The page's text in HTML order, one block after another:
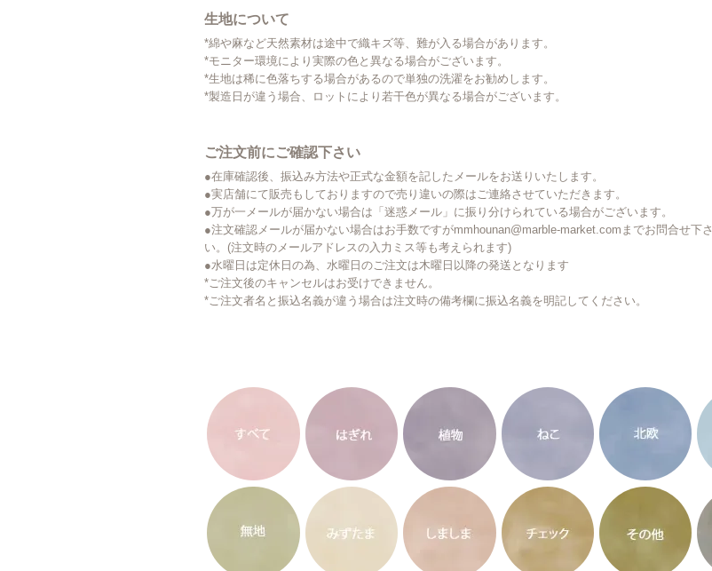
生地について
*綿や麻など天然素材は途中で織キズ等、難が入る場合があります。
*モニター環境により実際の色と異なる場合がございます。
*生地は稀に色落ちする場合があるので単独の洗濯をお勧めします。
*製造日が違う場合、ロットにより若干色が異なる場合がございます。
ご注文前にご確認下さい
●在庫確認後、振込み方法や正式な金額を記したメールをお送りいたします。
●実店舗にて販売もしておりますので売り違いの際はご連絡させていただきます。
●万が一メールが届かない場合は「迷惑メール」に振り分けられている場合がございます。
●注文確認メールが届かない場合はお手数ですがmmhounan@marble-market.comまでお問合せ下さ
い。(注文時のメールアドレスの入力ミス等も考えられます)
●水曜日は定休日の為、水曜日のご注文は木曜日以降の発送となります
*ご注文後のキャンセルはお受けできません。
*ご注文者名と振込名義が違う場合は注文時の備考欄に振込名義を明記してください。